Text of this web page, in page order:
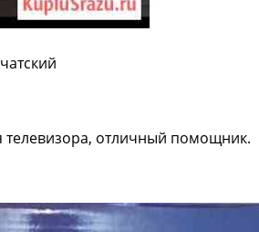
телевизора, отличный помощник.